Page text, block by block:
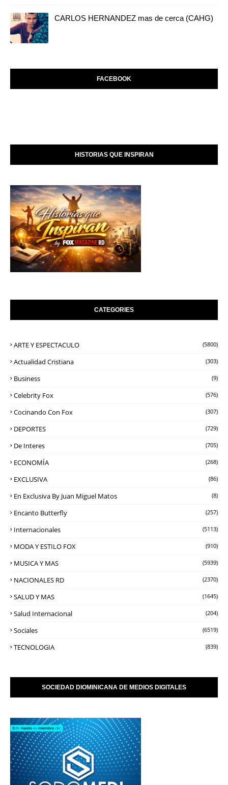
CARLOS HERNANDEZ mas de cerca (CAHG)
FACEBOOK
HISTORIAS QUE INSPIRAN
CATEGORIES
ARTE Y ESPECTACULO (5800)
Actualidad Cristiana (303)
Business (9)
Celebrity Fox (576)
Cocinando Con Fox (307)
DEPORTES (729)
De Interes (705)
ECONOMÍA (268)
EXCLUSIVA (86)
En Exclusiva By Juan Miguel Matos (8)
Encanto Butterfly (257)
Internacionales (5113)
MODA Y ESTILO FOX (910)
MUSICA Y MAS (5939)
NACIONALES RD (2370)
SALUD Y MAS (1645)
Salud Internacional (204)
Sociales (6519)
TECNOLOGIA (839)
SOCIEDAD DIOMINICANA DE MEDIOS DIGITALES